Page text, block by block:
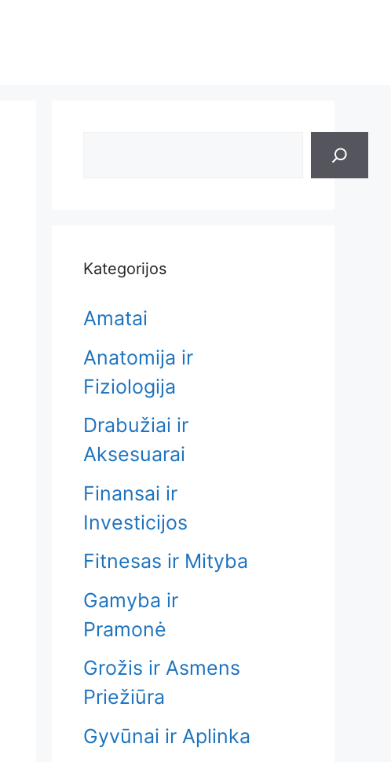
Kategorijos
Amatai
Anatomija ir
Fiziologija
Drabužiai ir
Aksesuarai
Finansai ir
Investicijos
Fitnesas ir Mityba
Gamyba ir
Pramonė
Grožis ir Asmens
Priežiūra
Gyvūnai ir Aplinka